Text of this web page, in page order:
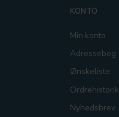
KONTO
Min konto
Adressebog
Ønskeliste
Ordrehistorik
Nyhedsbrev